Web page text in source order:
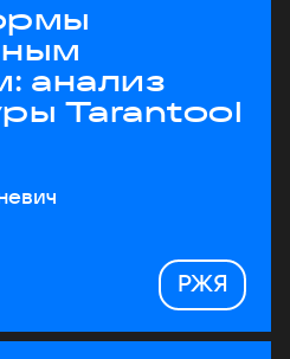
анализ
Tarantool
РЖЯ